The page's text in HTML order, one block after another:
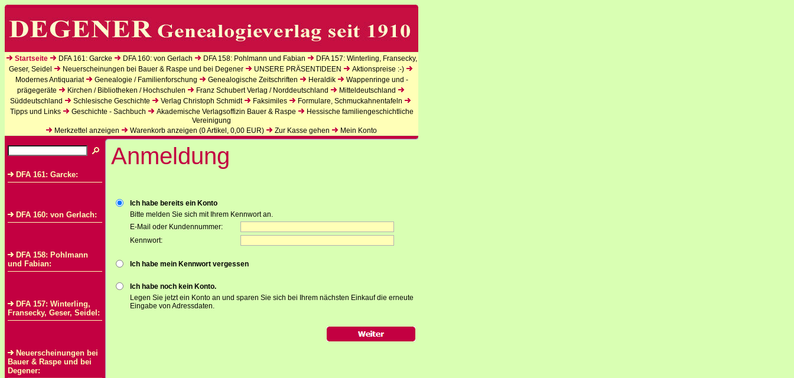
Startseite DFA 161: Garcke DFA 160: von Gerlach DFA 158: Pohlmann und Fabian
DFA 157: Winterling, Fransecky,
Geser, Seidel
Neuerscheinungen bei Bauer & Raspe und bei Degener UNSERE PRÄSENTIDEEN
Aktionspreise :-)
Modernes Antiquariat
Genealogie / Familienforschung Genealogische Zeitschriften Heraldik
Wappenringe und -
prägegeräte
Kirchen / Bibliotheken / Hochschulen Franz Schubert Verlag / Norddeutschland
Mitteldeutschland
Süddeutschland
Schlesische Geschichte Verlag Christoph Schmidt Faksimiles
Formulare, Schmuckahnentafeln
Tipps und Links
Geschichte - Sachbuch Akademische Verlagsoffizin Bauer & Raspe
Hessische familiengeschichtliche
Vereinigung
Merkzettel anzeigen
Warenkorb anzeigen (0Artikel, 0,00 EUR) Zur Kasse gehen Mein Konto
DFA 161: Garcke:
DFA 160: von Gerlach:
DFA 158: Pohlmann
und Fabian:
DFA 157: Winterling,
Fransecky, Geser, Seidel:
Neuerscheinungen bei
Bauer & Raspe und bei
Degener:
Anmeldung
Ich habe bereits ein Konto
Bitte melden Sie sich mit Ihrem Kennwort an.
E-Mail oder Kundennummer:
Kennwort:
Ich habe mein Kennwort vergessen
Ich habe noch kein Konto.
Legen Sie jetzt ein Konto an und sparen Sie sich bei Ihrem nächsten Einkauf die erneute
Eingabe von Adressdaten.